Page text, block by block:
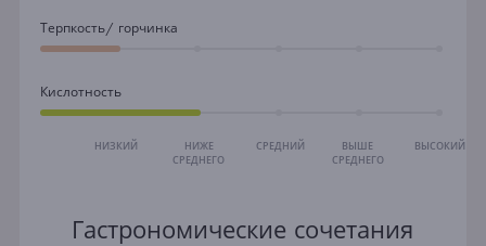
Терпкость/ горчинка
Кислотность
НИЗКИЙ
НИЖЕ
СРЕДНЕГО
СРЕДНИЙ
ВЫШЕ
СРЕДНЕГО
ВЫСОКИЙ
Гастрономические сочетания